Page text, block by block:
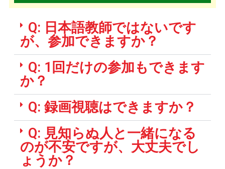
Q: 日本語教師ではないです
が、参加できますか？
Q: 1回だけの参加もできます
か？​
Q: 録画視聴はできますか？
Q: 見知らぬ人と一緒になる
のが不安ですが、大丈夫でし
ょうか？​